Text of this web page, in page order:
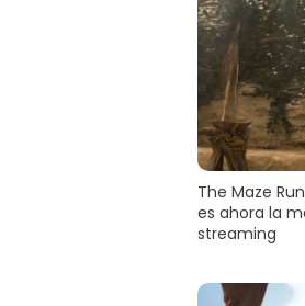
The Maze
es ahora la
streaming